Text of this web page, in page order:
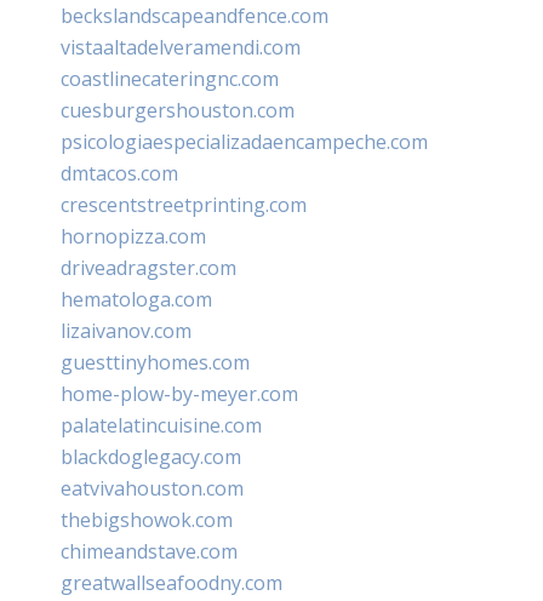
beckslandscapeandfence.com
vistaaltadelveramendi.com
coastlinecateringnc.com
cuesburgershouston.com
psicologiaespecializadaencampeche.com
dmtacos.com
crescentstreetprinting.com
hornopizza.com
driveadragster.com
hematologa.com
lizaivanov.com
guesttinyhomes.com
home-plow-by-meyer.com
palatelatincuisine.com
blackdoglegacy.com
eatvivahouston.com
thebigshowok.com
chimeandstave.com
greatwallseafoodny.com